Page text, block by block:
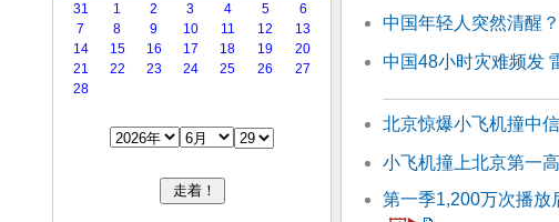
31 1 2 3 4 5
6
7
8 9 10 11 12
13
14
15 16 17 18 19
20
21
22 23 24 25 26
27
28
中国年轻人突然清醒
中国48小时灾难频发
北京惊爆小飞机撞中
小飞机撞上北京第一
第一季1,200万次播放